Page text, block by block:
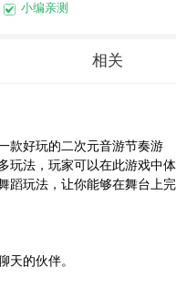
小编亲测
相关
款好玩的二次元音游节奏游
玩法，玩家可以在此游戏中体
蹈玩法，让你能够在舞台上完
天的伙伴。